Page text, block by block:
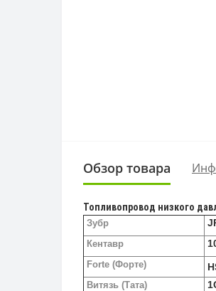
Обзор товара
Топливопровод низкого
Зубр
Кентавр
Forte (Форте)
Витязь (Тата)